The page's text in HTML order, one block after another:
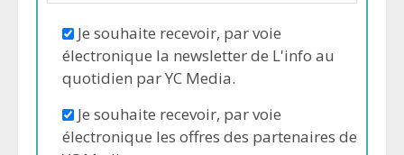
Je souhaite recevoir, par voie
électronique la newsletter de L'info au
quotidien par YC Media.
Je souhaite recevoir, par voie
électronique les offres des partenaires de